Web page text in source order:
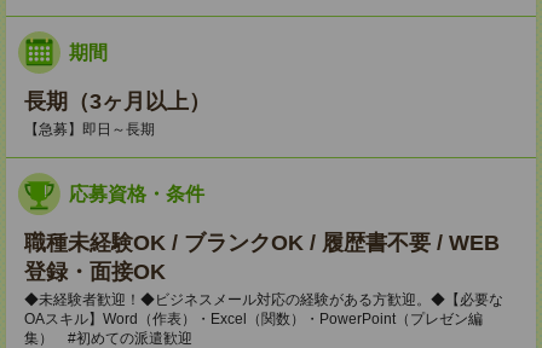
期間
長期（3ヶ月以上）
【急募】即日～長期
応募資格・条件
職種未経験OK / ブランクOK / 履歴書不要 / WEB
登録・面接OK
◆未経験者歓迎！◆ビジネスメール対応の経験がある方歓迎。◆【必要な
OAスキル】Word（作表）・Excel（関数）・PowerPoint（プレゼン編
集） #初めての派遣歓迎